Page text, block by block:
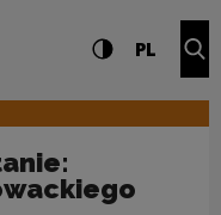
and search
High contrast
PL